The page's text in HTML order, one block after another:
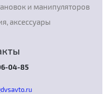
и манипуляторов
аксессуары
04-85